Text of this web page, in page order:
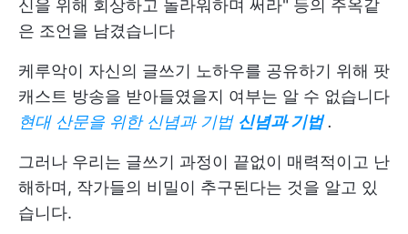
신을 위해 회상하고 놀라워하며 써라" 등의 주옥같
은 조언을 남겼습니다
케루악이 자신의 글쓰기 노하우를 공유하기 위해 팟
캐스트 방송을 받아들였을지 여부는 알 수 없습니다
현대 산문을 위한 신념과 기법 신념과 기법 .
그러나 우리는 글쓰기 과정이 끝없이 매력적이고 난
해하며, 작가들의 비밀이 추구된다는 것을 알고 있
습니다.